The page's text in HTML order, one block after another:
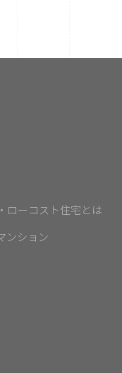
ローコスト住宅とは
ンション